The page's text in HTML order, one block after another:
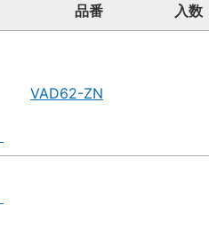
品番 入数
VAD62-ZN